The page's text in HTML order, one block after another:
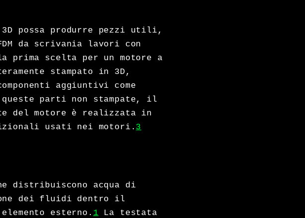
3D possa produrre pezzi utili,
da scrivania lavori con
prima scelta per un motore a
stampato in 3D,
aggiuntivi come
queste parti non stampate, il
del motore è realizzata in
usati nei motori. 3
distribuiscono acqua di
dei fluidi dentro il
esterno. 1 La testata